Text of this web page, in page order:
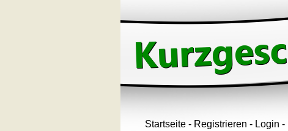
Startseite - Registrieren - Login -